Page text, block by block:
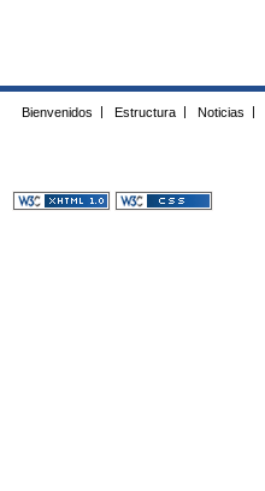
Bienvenidos Estructura Noticias